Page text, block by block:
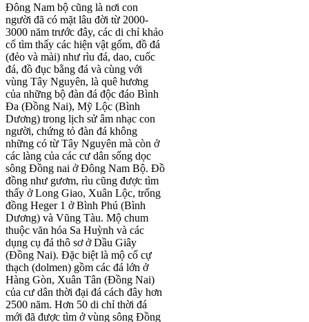
Đông Nam bộ cũng là nơi con
người đã có mặt lâu đời từ 2000-
3000 năm trước đây, các di chỉ khảo
cổ tìm thấy các hiện vật gốm, đồ đá
(đẻo và mài) như rìu đá, dao, cuốc
đá, đồ đục bằng đá và cùng với
vùng Tây Nguyên, là quê hương
của những bộ đàn đá độc đáo Bình
Đa (Đồng Nai), Mỹ Lộc (Bình
Dương) trong lịch sử âm nhạc con
người, chứng tỏ đàn đá không
những có từ Tây Nguyên mà còn ở
các làng của các cư dân sống dọc
sông Đồng nai ở Đông Nam Bộ. Đồ
đồng như gươm, rìu cũng được tìm
thấy ở Long Giao, Xuân Lộc, trống
đồng Heger 1 ở Bình Phú (Bình
Dương) và Vũng Tàu. Mộ chum
thuộc văn hóa Sa Huỳnh và các
dụng cụ đá thô sơ ở Dầu Giây
(Đồng Nai). Đặc biệt là mộ cổ cự
thạch (dolmen) gồm các đá lớn ở
Hàng Gòn, Xuân Tân (Đồng Nai)
của cư dân thời đại đá cách đây hơn
2500 năm. Hơn 50 di chỉ thời đá
mới đã được tìm ở vùng sông Đồng